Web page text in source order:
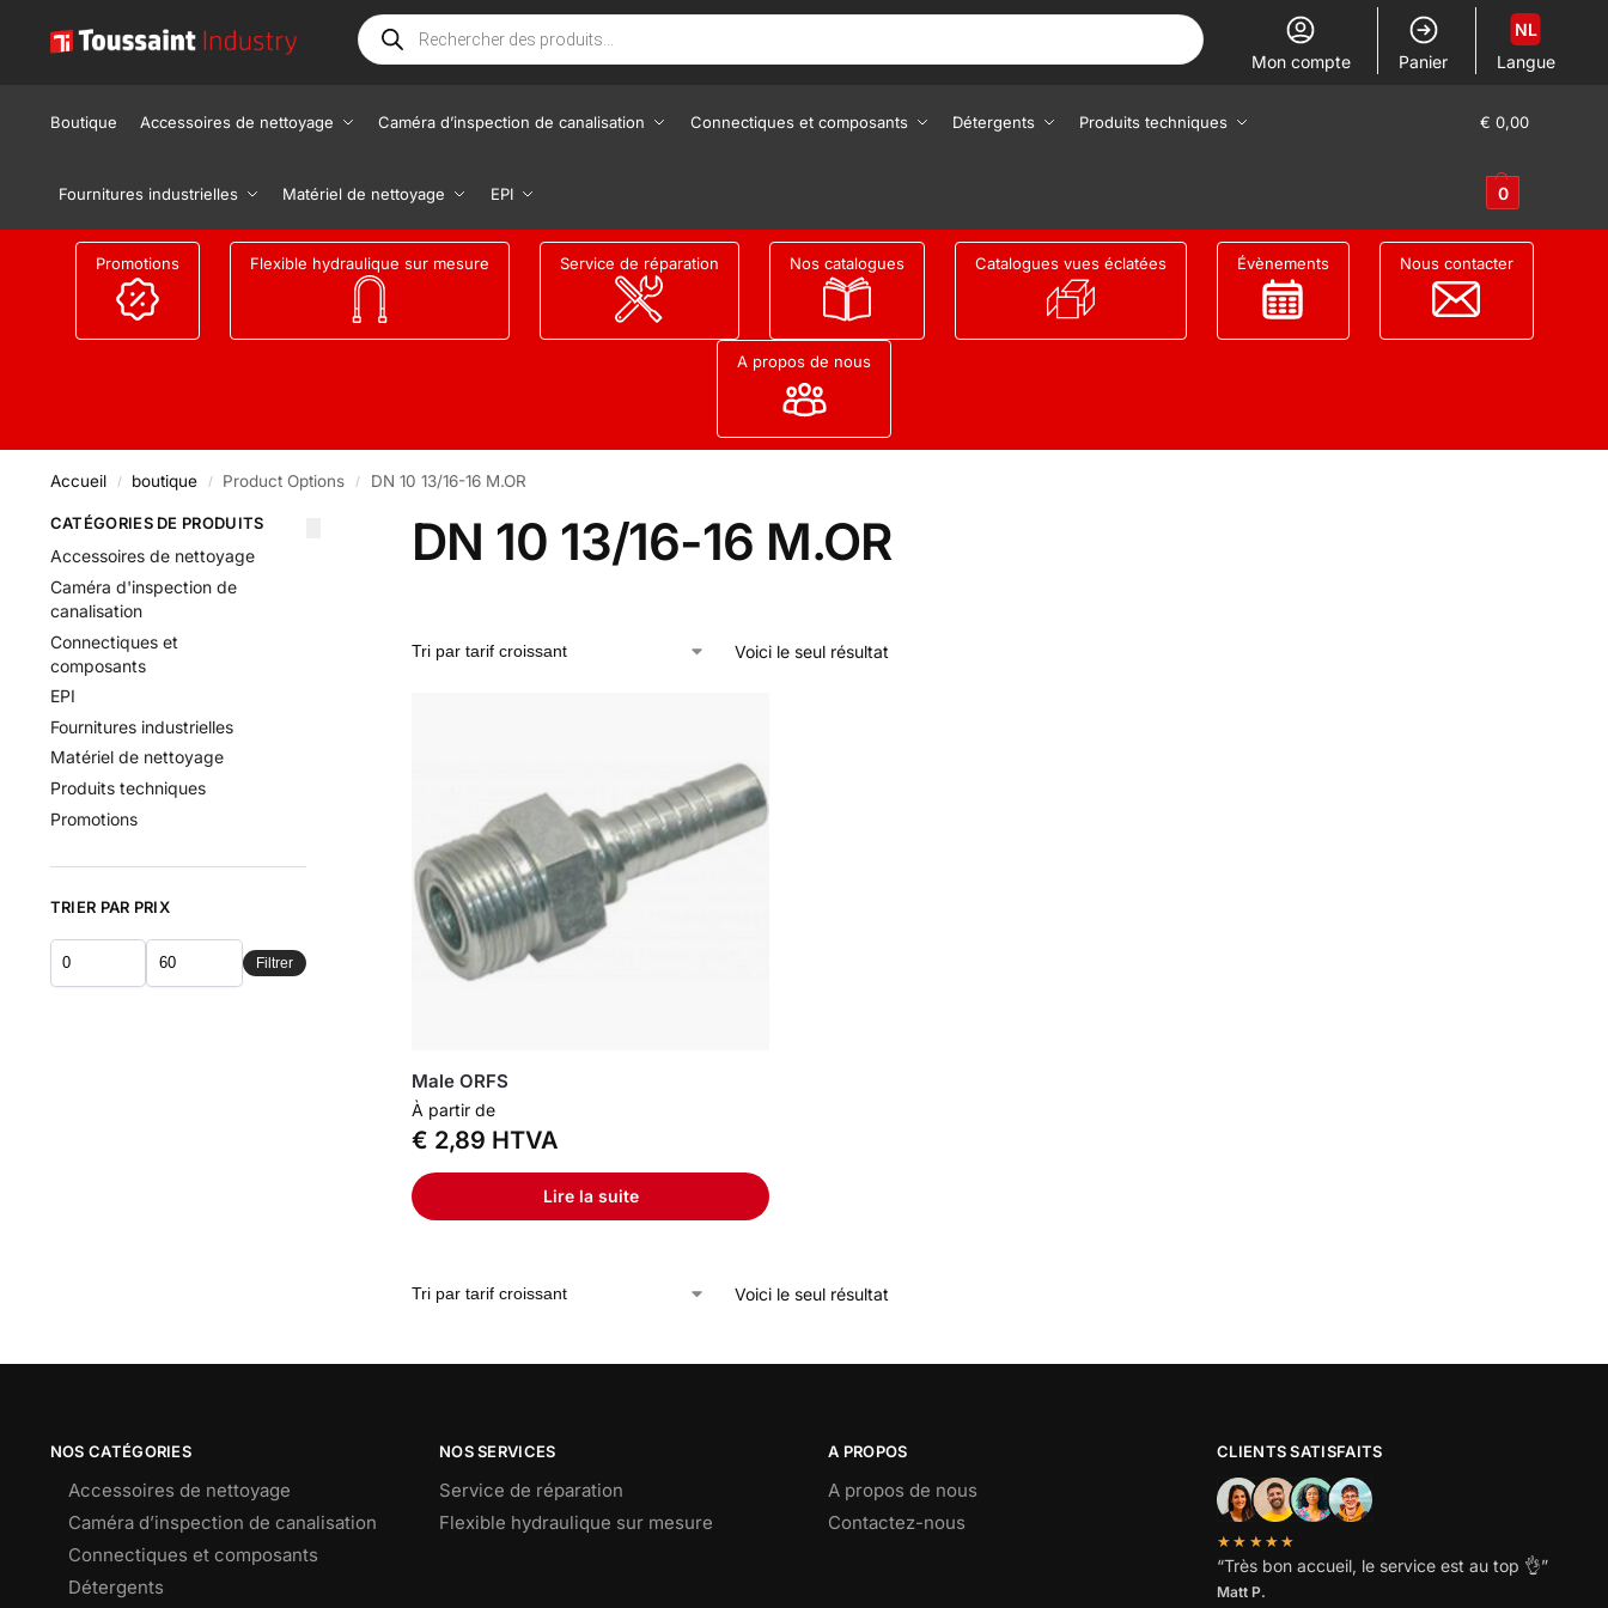
Mon compte Panier Langue
NL
Boutique Accessoires de nettoyage Caméra d’inspection de canalisation Connectiques et composants Détergents Produits techniques
Fournitures industrielles Matériel de nettoyage EPI
€ 0,00
0
Promotions Flexible hydraulique sur mesure Service de réparation Nos catalogues Catalogues vues éclatées Évènements Nous contacter
A propos de nous
Accueil / boutique / Product Options / DN 10 13/16-16 M.OR
DN 10 13/16-16 M.OR
Voici le seul résultat
Male ORFS
À partir de
€ 2,89 HTVA
Lire la suite
Voici le seul résultat
CATÉGORIES DE PRODUITS
Accessoires de nettoyage
Caméra d'inspection de
canalisation
Connectiques et
composants
EPI
Fournitures industrielles
Matériel de nettoyage
Produits techniques
Promotions
TRIER PAR PRIX
Filtrer
NOS CATÉGORIES
Accessoires de nettoyage
Caméra d’inspection de canalisation
Connectiques et composants
Détergents
NOS SERVICES
Service de réparation
Flexible hydraulique sur mesure
A PROPOS
A propos de nous
Contactez-nous
CLIENTS SATISFAITS
★★★★★
“Très bon accueil, le service est au top 👌”
Matt P.